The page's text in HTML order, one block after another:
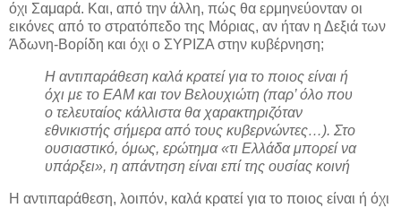
όχι Σαμαρά. Και, από την άλλη, πώς θα ερμηνεύονταν οι
εικόνες από το στρατόπεδο της Μόριας, αν ήταν η Δεξιά των
Άδωνη-Βορίδη και όχι ο ΣΥΡΙΖΑ στην κυβέρνηση;
Η αντιπαράθεση καλά κρατεί για το ποιος είναι ή
όχι με το ΕΑΜ και τον Βελουχιώτη (παρ’ όλο που
ο τελευταίος κάλλιστα θα χαρακτηριζόταν
εθνικιστής σήμερα από τους κυβερνώντες…). Στο
ουσιαστικό, όμως, ερώτημα «τι Ελλάδα μπορεί να
υπάρξει», η απάντηση είναι επί της ουσίας κοινή
Η αντιπαράθεση, λοιπόν, καλά κρατεί για το ποιος είναι ή όχι